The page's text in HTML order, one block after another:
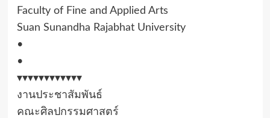
Faculty of Fine and Applied Arts
Suan Sunandha Rajabhat University
•
•
▾▾▾▾▾▾▾▾▾▾▾▾
งานประชาสัมพันธ์
คณะศิลปกรรมศาสตร์